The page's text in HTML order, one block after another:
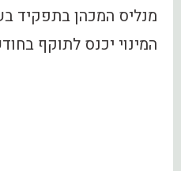
מנליס המכהן בתפקיד
המינוי יכנס לתוקף